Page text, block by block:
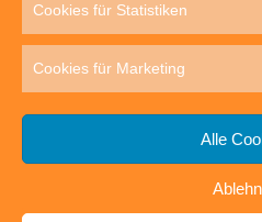
Cookies für Statistiken
Cookies für Marketing
Alle
70563
post@outdoor-
IMPRESSUM